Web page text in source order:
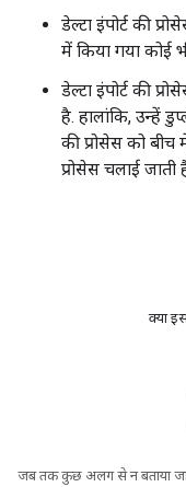
डेल्टा इंपोर्ट की
में किया गया कोई
डेल्टा इंपोर्ट की
है. हालांकि, उन्हें
की प्रोसेस को बीच
प्रोसेस चलाई जाती
क्या
जब तक कुछ अलग से न बताया